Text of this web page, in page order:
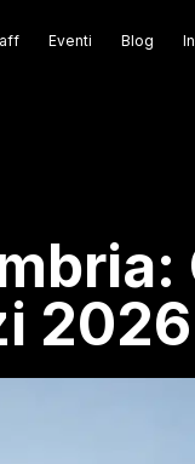
Eventi Blog
2026